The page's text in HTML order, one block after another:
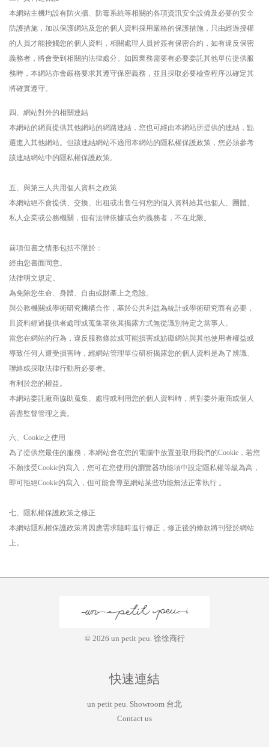
本網站主機均設有防火牆、防毒系統等相關的各項資訊安全設備及必要的安全
防護措施，加以保護網站及您的個人資料採用嚴格的保護措施，只由經過授權
的人員才能接觸您的個人資料，相關處理人員皆簽有保密合約，如有違反保密
義務者，將會受到相關的法律處分。如因業務需要有必要委託其他單位提供服
務時，本網站亦會嚴格要求其遵守保密義務，並且採取必要檢查程序以確定其
將確實遵守。
四、網站對外的相關連結
本網站的網頁提供其他網站的網路連結，您也可經由本網站所提供的連結，點
選進入其他網站。但該連結網站不適用本網站的隱私權保護政策，您必須參考
該連結網站中的隱私權保護政策。
五、與第三人共用個人資料之政策
本網站絕不會提供、交換、出租或出售任何您的個人資料給其他個人、團體、
私人企業或公務機關，但有法律依據或合約義務者，不在此限。
前項但書之情形包括不限於：
經由您書面同意。
法律明文規定。
為免除您生命、身體、自由或財產上之危險。
與公務機關或學術研究機構合作，基於公共利益為統計或學術研究而有必要，
且資料經過提供者處理或蒐集著依其揭露方式無從識別特定之當事人。
當您在網站的行為，違反服務條款或可能損害或妨礙網站與其他使用者權益或
導致任何人遭受損害時，經網站管理單位研析揭露您的個人資料是為了辨識、
聯絡或採取法律行動所必要者。
有利於您的權益。
本網站委託廠商協助蒐集、處理或利用您的個人資料時，將對委外廠商或個人
善盡監督管理之責。
六、Cookie之使用
為了提供您最佳的服務，本網站會在您的電腦中放置並取用我們的Cookie，若您
不願接受Cookie的寫入，您可在您使用的瀏覽器功能項中設定隱私權等級為高，
即可拒絕Cookie的寫入，但可能會導至網站某些功能無法正常執行 。
七、隱私權保護政策之修正
本網站隱私權保護政策將因應需求隨時進行修正，修正後的條款將刊登於網站
上。
© 2026 un petit peu. 徐徐商行
快速連結
un petit peu. Showroom 台北
Contact us